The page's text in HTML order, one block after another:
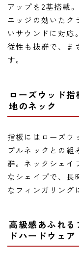
アップを2基搭載
エッジの効いたク
いサウンドに対応
従性も抜群で、ま
す。
ローズウッド
地のネック
指板にはローズウ
プルネックとの組
群。ネックシェイ
なシェイプで、長
なフィンガリング
高級感あふれ
ドハードウェア